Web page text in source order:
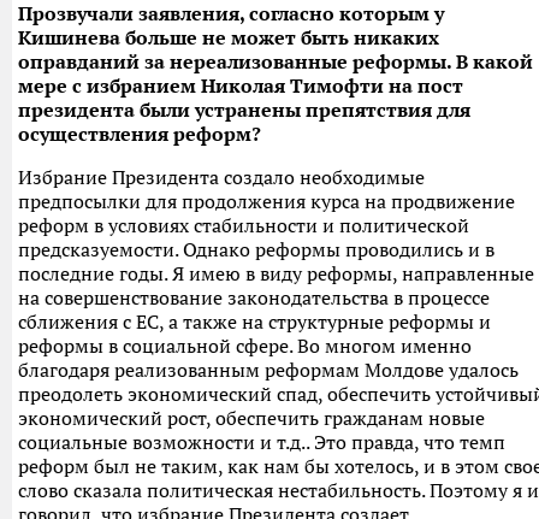
Прозвучали заявления, согласно которым у
Кишинева больше не может быть никаких
оправданий за нереализованные реформы. В какой
мере с избранием Николая Тимофти на пост
президента были устранены препятствия для
осуществления реформ?
Избрание Президента создало необходимые
предпосылки для продолжения курса на продвижение
реформ в условиях стабильности и политической
предсказуемости. Однако реформы проводились и в
последние годы. Я имею в виду реформы, направленные
на совершенствование законодательства в процессе
сближения с ЕС, а также на структурные реформы и
реформы в социальной сфере. Во многом именно
благодаря реализованным реформам Молдове удалось
преодолеть экономический спад, обеспечить
экономический рост, обеспечить гражданам новые
социальные возможности и т.д.. Это правда, что темп
реформ был не таким, как нам бы хотелось, и в этом
слово сказала политическая нестабильность. Поэтому я и
говорил, что избрание Президента создает